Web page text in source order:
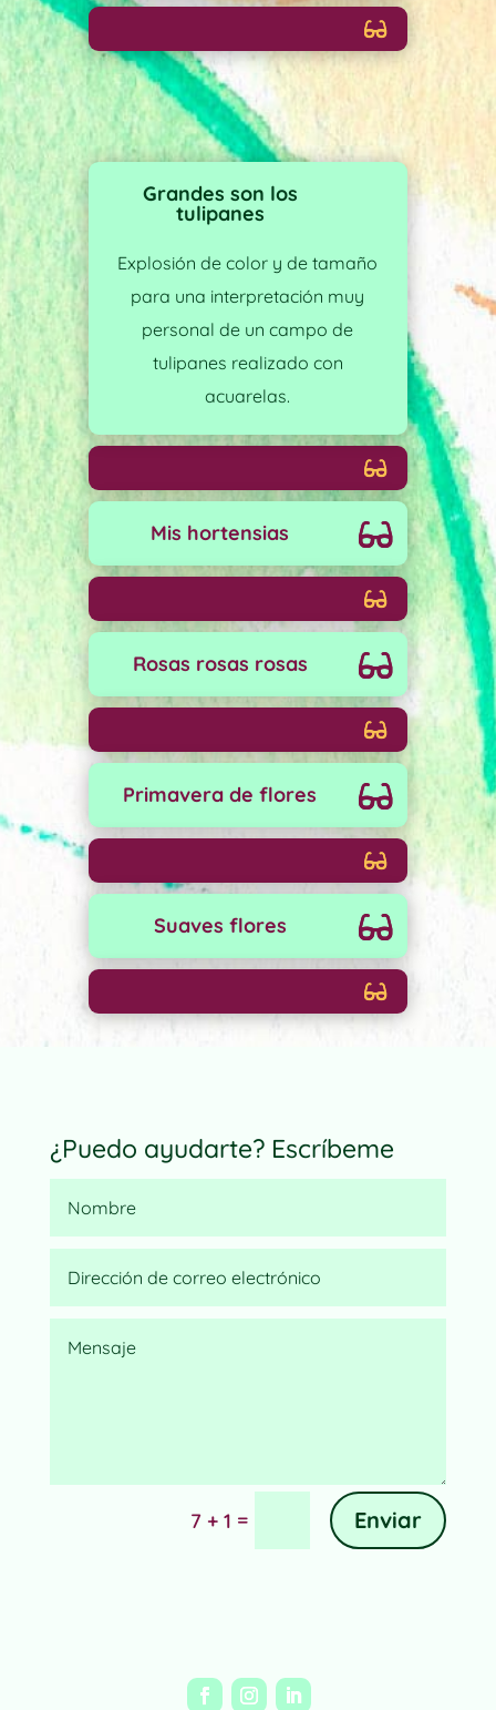
Grandes son los
tulipanes
Explosión de color y de tamaño
para una interpretación muy
personal de un campo de
tulipanes realizado con
acuarelas.
Mis hortensias
Rosas rosas rosas
Primavera de flores
Suaves flores
¿Puedo ayudarte? Escríbeme
7 + 1 = Enviar